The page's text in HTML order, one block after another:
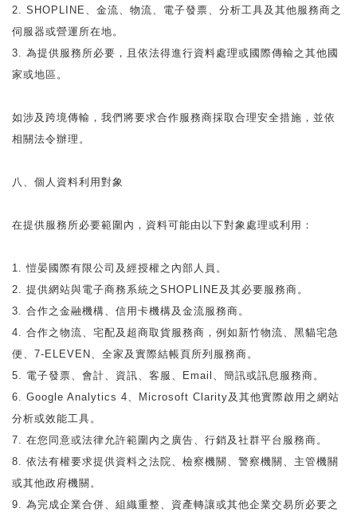
2. SHOPLINE、金流、物流、電子發票、分析工具及其他服務商之
伺服器或營運所在地。
3. 為提供服務所必要，且依法得進行資料處理或國際傳輸之其他國
家或地區。
如涉及跨境傳輸，我們將要求合作服務商採取合理安全措施，並依
相關法令辦理。
八、個人資料利用對象
在提供服務所必要範圍內，資料可能由以下對象處理或利用：
1. 愷晏國際有限公司及經授權之內部人員。
2. 提供網站與電子商務系統之SHOPLINE及其必要服務商。
3. 合作之金融機構、信用卡機構及金流服務商。
4. 合作之物流、宅配及超商取貨服務商，例如新竹物流、黑貓宅急
便、7-ELEVEN、全家及實際結帳頁所列服務商。
5. 電子發票、會計、資訊、客服、Email、簡訊或訊息服務商。
6. Google Analytics 4、Microsoft Clarity及其他實際啟用之網站
分析或效能工具。
7. 在您同意或法律允許範圍內之廣告、行銷及社群平台服務商。
8. 依法有權要求提供資料之法院、檢察機關、警察機關、主管機關
或其他政府機關。
9. 為完成企業合併、組織重整、資產轉讓或其他企業交易所必要之